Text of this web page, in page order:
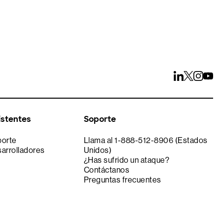
Soporte
Llama al 1-888-512-8906 (Estados
Unidos)
¿Has sufrido un ataque?
Contáctanos
Preguntas frecuentes